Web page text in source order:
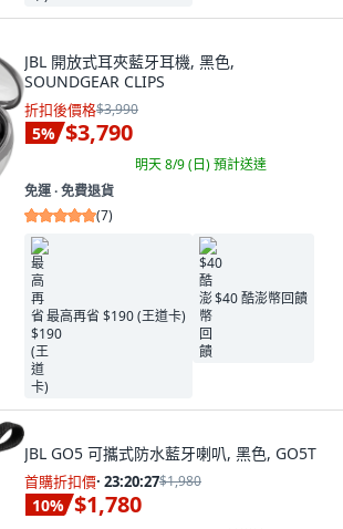
JBL 開放式耳夾藍牙耳機, 黑色,
SOUNDGEAR CLIPS
折扣後價格$3,990
5% $3,790
明天 8/9 (日)預計送達
免運 ∙ 免費退貨
(7)
最高再省 $190 (王道卡)
$40 酷澎幣回饋
JBL GO5 可攜式防水藍牙喇叭, 黑色, GO5T
首購折扣價· 23:20:26$1,980
10% $1,780